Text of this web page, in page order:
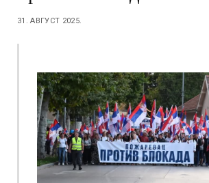
31. АВГУСТ 2025.